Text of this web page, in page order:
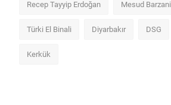
Recep Tayyip Erdoğan Mesud Barzani
Türki El Binali Diyarbakır DSG
Kerkük